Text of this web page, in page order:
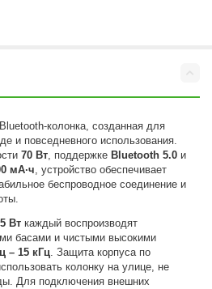
колонка, созданная для
и повседневного использования.
70 Вт, поддержке Bluetooth 5.0 и
мА·ч, устройство обеспечивает
беспроводное соединение и
Вт каждый воспроизводят
басами и чистыми высокими
– 15 кГц. Защита корпуса по
колонку на улице, не
Для подключения внешних